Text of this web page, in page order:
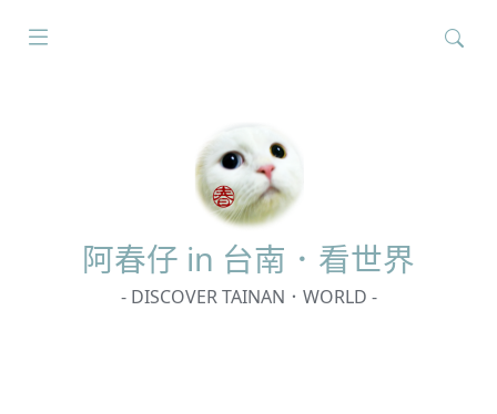
阿春仔 in 台南．看世界
- DISCOVER TAINAN．WORLD -